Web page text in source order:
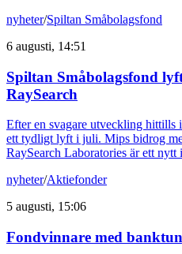
nyheter/Spiltan Småbolagsfond
6 augusti, 14:51
Spiltan Småbolagsfond
RaySearch
Efter en svagare utveckling hittills
ett tydligt lyft i juli. Mips bidrog
RaySearch Laboratories är ett nytt
nyheter/Aktiefonder
5 augusti, 15:06
Fondvinnare med